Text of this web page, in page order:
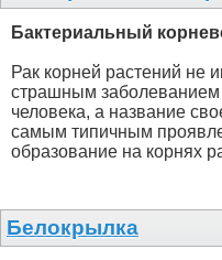
Бактериальный
Рак корней растений не
страшным
человека, а название
самым типичным
образование на корнях
Белокрылка